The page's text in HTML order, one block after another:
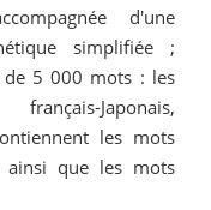
d'une
simplifiée ;
de 5 000 mots : les
Japonais,
les mots
ainsi que les mots